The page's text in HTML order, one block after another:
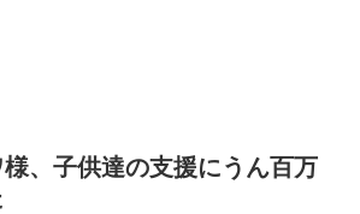
様、子供達の支援にうん百万